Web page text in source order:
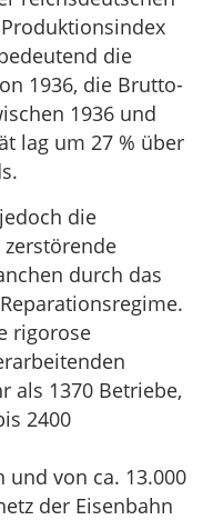
die
1936, die Brutto-
1936 und
lag um 27 % über
die
durch das
rigorose
als 1370 Betriebe,
2400
und von ca. 13.000
der Eisenbahn